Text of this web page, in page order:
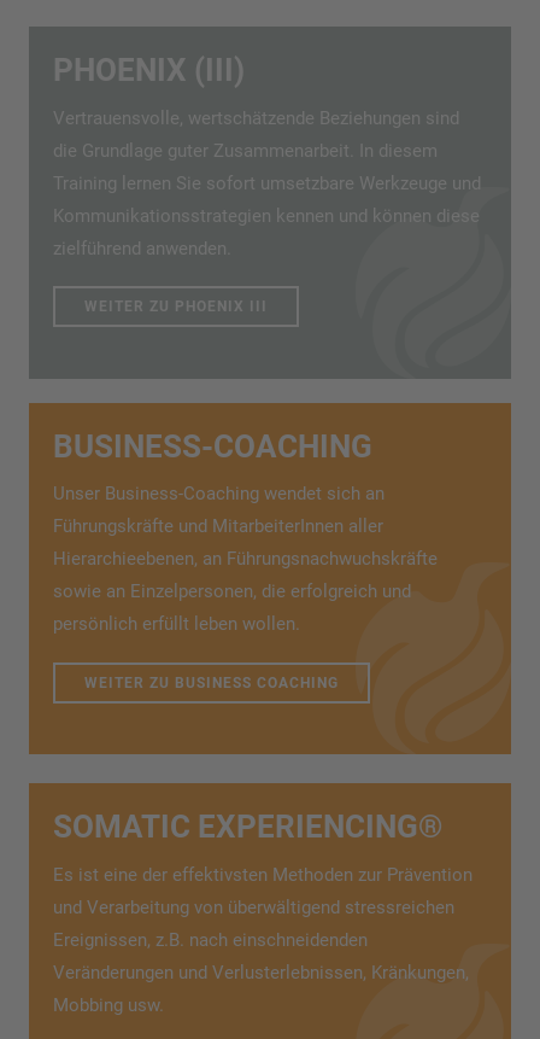
PHOENIX (III)
Vertrauensvolle, wertschätzende Beziehungen sind
die Grundlage guter Zusammenarbeit. In diesem
Training lernen Sie sofort umsetzbare Werkzeuge und
Kommunikationsstrategien kennen und können diese
zielführend anwenden.
WEITER ZU PHOENIX III
BUSINESS-COACHING
Unser Business-Coaching wendet sich an
Führungskräfte und MitarbeiterInnen aller
Hierarchieebenen, an Führungsnachwuchskräfte
sowie an Einzelpersonen, die erfolgreich und
persönlich erfüllt leben wollen.
WEITER ZU BUSINESS COACHING
SOMATIC EXPERIENCING®
Es ist eine der effektivsten Methoden zur Prävention
und Verarbeitung von überwältigend stressreichen
Ereignissen, z.B. nach einschneidenden
Veränderungen und Verlusterlebnissen, Kränkungen,
Mobbing usw.